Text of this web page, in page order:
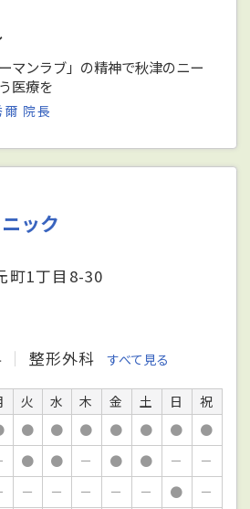
ーマンラブ」の精神で秋津のニー
医療を
院長
ック
町1丁目8-30
整形外科 すべて見る
火 水 木 金 土 日
祝
● ● ● ● ● ●
●
● ● － ● ● －
－
－ － － － － ●
－